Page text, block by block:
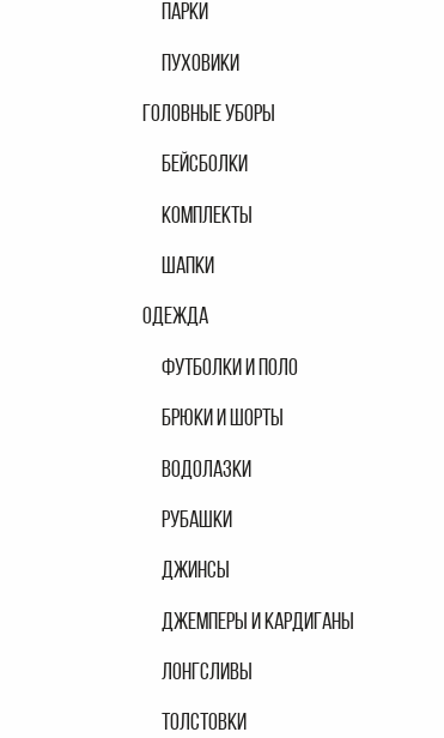
ПАРКИ
ПУХОВИКИ
ГОЛОВНЫЕ УБОРЫ
БЕЙСБОЛКИ
КОМПЛЕКТЫ
ШАПКИ
ОДЕЖДА
ФУТБОЛКИ И ПОЛО
БРЮКИ И ШОРТЫ
ВОДОЛАЗКИ
РУБАШКИ
ДЖИНСЫ
ДЖЕМПЕРЫ И КАРДИГАНЫ
ЛОНГСЛИВЫ
ТОЛСТОВКИ